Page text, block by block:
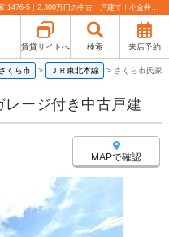
さくら市氏家 ガレージ付き中古戸建 栃木県さくら市氏家 1476-5｜2,300万円の中古一戸建て｜小金井不動産売買部 小山城東店
賃貸サイトへ 検索 来店予約
さくら市 > ＪＲ東北本線 > さくら市氏家
ージ付き中古戸建
MAPで確認